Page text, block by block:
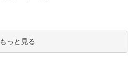
もっと見る